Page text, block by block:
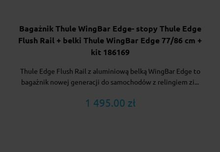
Bagażnik Thule WingBar Edge- stopy Thule Edge
Flush Rail + belki Thule WingBar Edge 77/86 cm +
kit 186169
Thule Edge Flush Rail z aluminiową belką WingBar Edge to
bagażnik nowej generacji do samochodów z relingiem zi...
1 495.00 zł